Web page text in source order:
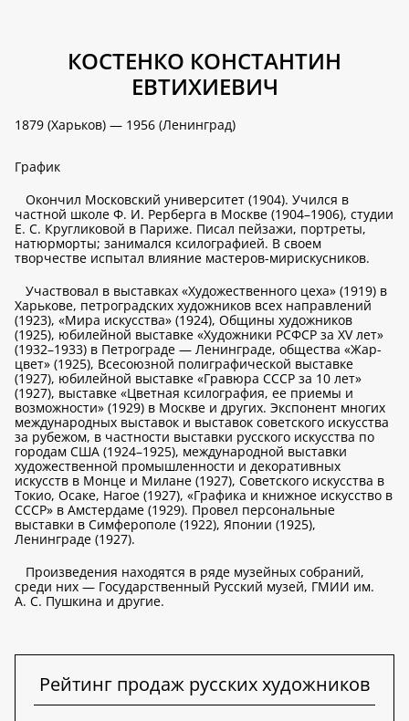
КОСТЕНКО КОНСТАНТИН
ЕВТИХИЕВИЧ
1879 (Харьков) — 1956 (Ленинград)
График
Окончил Московский университет (1904). Учился в
частной школе Ф. И. Рерберга в Москве (1904–1906), студии
Е. С. Кругликовой в Париже. Писал пейзажи, портреты,
натюрморты; занимался ксилографией. В своем
творчестве испытал влияние мастеров-мирискусников.
Участвовал в выставках «Художественного цеха» (1919) в
Харькове, петроградских художников всех направлений
(1923), «Мира искусства» (1924), Общины художников
(1925), юбилейной выставке «Художники РСФСР за XV лет»
(1932–1933) в Петрограде — Ленинграде, общества «Жар-
цвет» (1925), Всесоюзной полиграфической выставке
(1927), юбилейной выставке «Гравюра СССР за 10 лет»
(1927), выставке «Цветная ксилография, ее приемы и
возможности» (1929) в Москве и других. Экспонент многих
международных выставок и выставок советского искусства
за рубежом, в частности выставки русского искусства по
городам США (1924–1925), международной выставки
художественной промышленности и декоративных
искусств в Монце и Милане (1927), Советского искусства в
Токио, Осаке, Нагое (1927), «Графика и книжное искусство в
СССР» в Амстердаме (1929). Провел персональные
выставки в Симферополе (1922), Японии (1925),
Ленинграде (1927).
Произведения находятся в ряде музейных собраний,
среди них — Государственный Русский музей, ГМИИ им.
А. С. Пушкина и другие.
Рейтинг продаж русских художников